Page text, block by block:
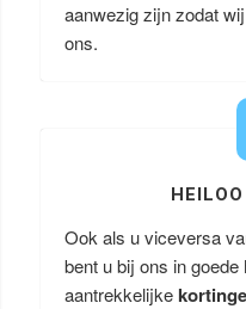
aanwezig zijn zodat
ons.
Ook als u viceversa
bent u bij ons in
aantrekkelijke